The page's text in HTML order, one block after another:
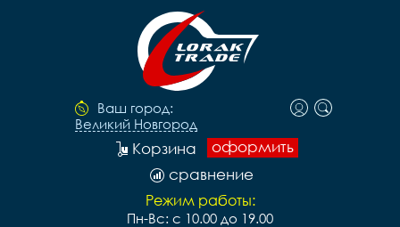
Ваш город:
Великий Новгород
оформить
Корзина
сравнение
Режим работы:
Пн-Вс: с 10.00 до 19.00